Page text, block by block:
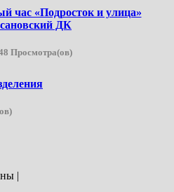
час «Подросток и улица»
ДК
Просмотра(ов)
|